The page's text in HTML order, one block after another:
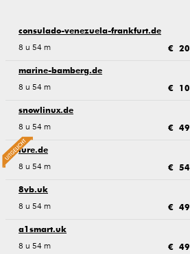
consulado-venezuela-frankfurt.de
8 u 54 m €
marine-bamberg.de
8 u 54 m €
snowlinux.de
8 u 54 m €
lure.de
8 u 54 m €
8vb.uk
8 u 54 m €
a1smart.uk
8 u 54 m €